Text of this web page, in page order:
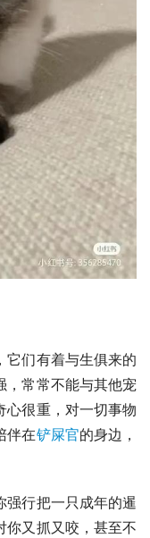
它们有着与生俱来的
，常常不能与其他宠
心很重，对一切事物
伴在铲屎官的身边，
强行把一只成年的暹
你又抓又咬，甚至不